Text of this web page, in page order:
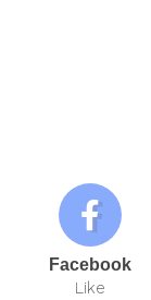
Facebook
Like